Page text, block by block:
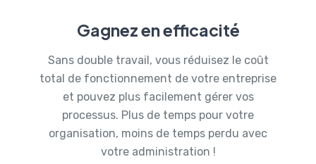
Gagnez en efficacité
Sans double travail, vous réduisez le coût
total de fonctionnement de votre entreprise
et pouvez plus facilement gérer vos
processus. Plus de temps pour votre
organisation, moins de temps perdu avec
votre administration !